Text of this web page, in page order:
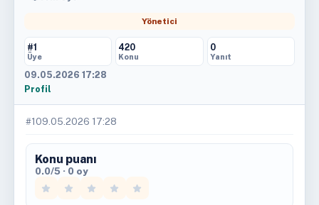
Yönetici
#1
Üye
420
Konu
0
Yanıt
09.05.2026 17:28
Profil
#1 09.05.2026 17:28
Konu puanı
0.0/5 · 0 oy